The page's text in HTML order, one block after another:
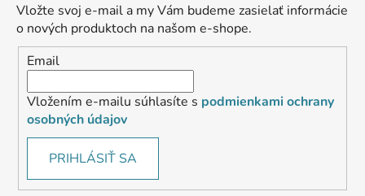
Vložte svoj e-mail a my Vám budeme zasielať informácie
o nových produktoch na našom e-shope.
Email
Vložením e-mailu súhlasíte s podmienkami ochrany
osobných údajov
PRIHLÁSIŤ SA